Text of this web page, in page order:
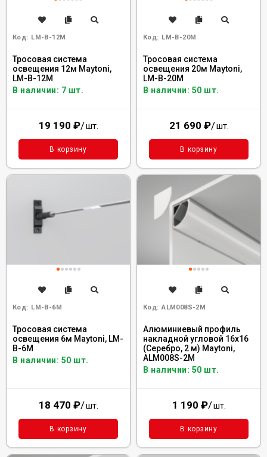
Код: LM-B-12M
Тросовая система
освещения 12м Maytoni,
LM-B-12M
В наличии: 7 шт.
19 190 ₽/шт.
В корзину
Код: LM-B-20M
Тросовая система
освещения 20м Maytoni,
LM-B-20M
В наличии: 50 шт.
21 690 ₽/шт.
В корзину
Код: LM-B-6M
Тросовая система
освещения 6м Maytoni, LM-
B-6M
В наличии: 50 шт.
18 470 ₽/шт.
В корзину
Код: ALM008S-2M
Алюминиевый профиль
накладной угловой 16x16
(Серебро, 2 м) Maytoni,
ALM008S-2M
В наличии: 50 шт.
1 190 ₽/шт.
В корзину